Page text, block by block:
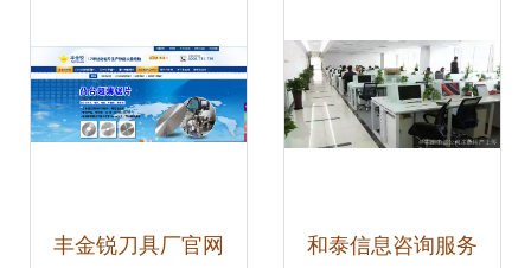
服务改革纪实
丰金锐刀具厂官网 和泰信息咨询服务